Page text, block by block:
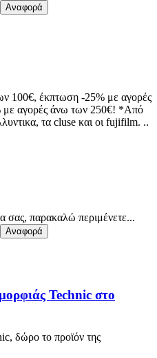
100€, έκπτωση -25% με αγορές
με αγορές άνω των 250€! *Από
τα cluse και οι fujifilm. ..
σας, παρακαλώ περιμένετε...
Technic στο
δώρο το προϊόν της